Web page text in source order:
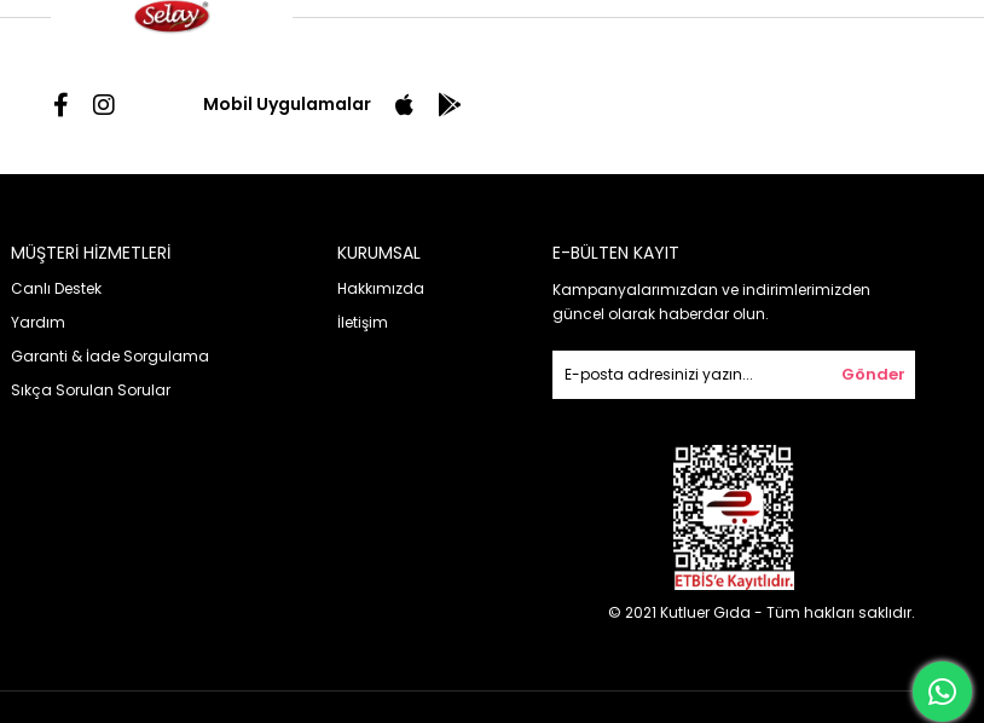
Mobil Uygulamalar
MÜŞTERİ HİZMETLERİ
Canlı Destek
Yardım
Garanti & İade Sorgulama
Sıkça Sorulan Sorular
KURUMSAL
Hakkımızda
İletişim
E-BÜLTEN KAYIT
Kampanyalarımızdan ve indirimlerimizden
güncel olarak haberdar olun.
Gönder
© 2021 Kutluer Gıda - Tüm hakları saklıdır.